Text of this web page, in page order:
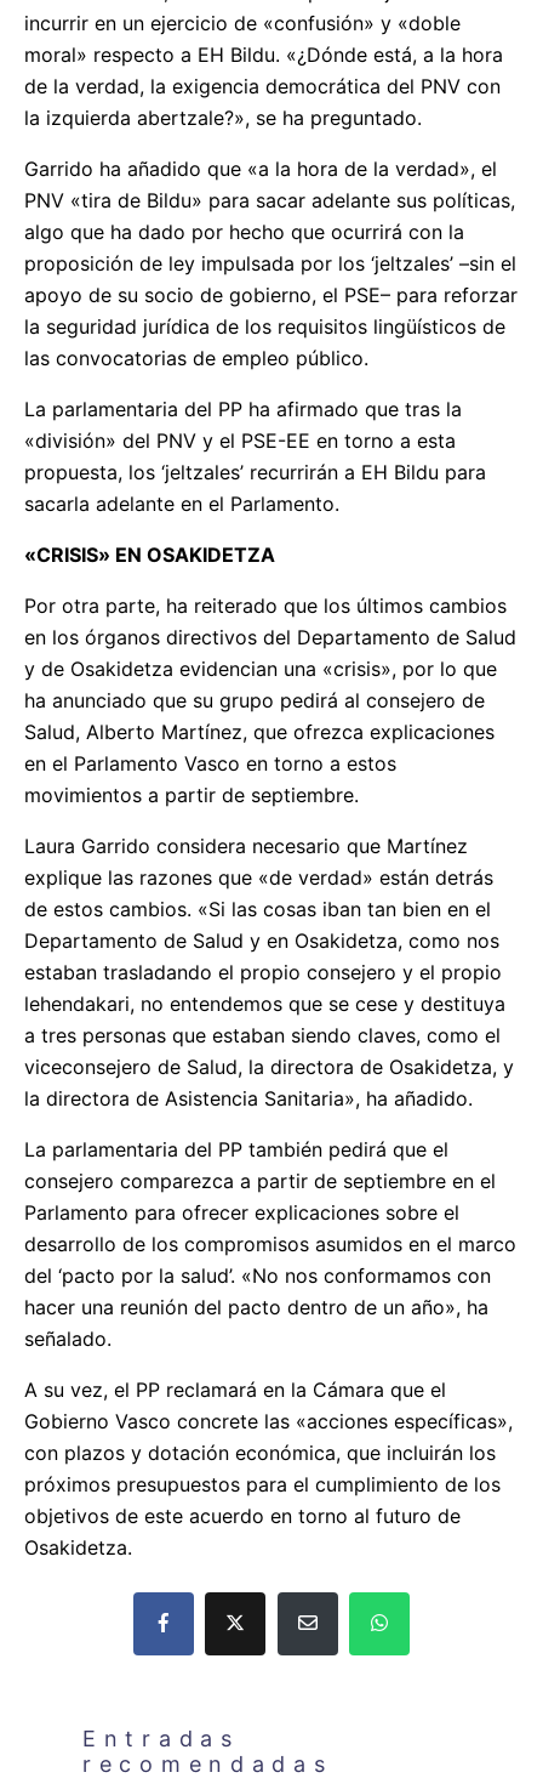
incurrir en un ejercicio de «confusión» y «doble
moral» respecto a EH Bildu. «¿Dónde está, a la hora
de la verdad, la exigencia democrática del PNV con
la izquierda abertzale?», se ha preguntado.
Garrido ha añadido que «a la hora de la verdad», el
PNV «tira de Bildu» para sacar adelante sus políticas,
algo que ha dado por hecho que ocurrirá con la
proposición de ley impulsada por los ‘jeltzales’ –sin el
apoyo de su socio de gobierno, el PSE– para reforzar
la seguridad jurídica de los requisitos lingüísticos de
las convocatorias de empleo público.
La parlamentaria del PP ha afirmado que tras la
«división» del PNV y el PSE-EE en torno a esta
propuesta, los ‘jeltzales’ recurrirán a EH Bildu para
sacarla adelante en el Parlamento.
«CRISIS» EN OSAKIDETZA
Por otra parte, ha reiterado que los últimos cambios
en los órganos directivos del Departamento de Salud
y de Osakidetza evidencian una «crisis», por lo que
ha anunciado que su grupo pedirá al consejero de
Salud, Alberto Martínez, que ofrezca explicaciones
en el Parlamento Vasco en torno a estos
movimientos a partir de septiembre.
Laura Garrido considera necesario que Martínez
explique las razones que «de verdad» están detrás
de estos cambios. «Si las cosas iban tan bien en el
Departamento de Salud y en Osakidetza, como nos
estaban trasladando el propio consejero y el propio
lehendakari, no entendemos que se cese y destituya
a tres personas que estaban siendo claves, como el
viceconsejero de Salud, la directora de Osakidetza, y
la directora de Asistencia Sanitaria», ha añadido.
La parlamentaria del PP también pedirá que el
consejero comparezca a partir de septiembre en el
Parlamento para ofrecer explicaciones sobre el
desarrollo de los compromisos asumidos en el marco
del ‘pacto por la salud’. «No nos conformamos con
hacer una reunión del pacto dentro de un año», ha
señalado.
A su vez, el PP reclamará en la Cámara que el
Gobierno Vasco concrete las «acciones específicas»,
con plazos y dotación económica, que incluirán los
próximos presupuestos para el cumplimiento de los
objetivos de este acuerdo en torno al futuro de
Osakidetza.
Entradas
recomendadas